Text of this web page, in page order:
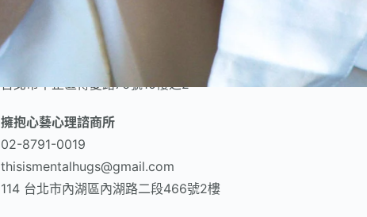
擁抱心理博愛館心理諮商所
02-2371-5808
mentalhugboai@gmail.com
台北市中正區博愛路76號10樓之2
擁抱心藝心理諮商所
02-8791-0019
thisismentalhugs@gmail.com
114 台北市內湖區內湖路二段466號2樓